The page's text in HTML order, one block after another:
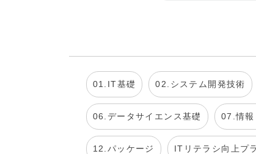
01.IT基礎 02.システム開発技術
06.データサイエンス基礎 07.情報
12.パッケージ ITリテラシ向上プ